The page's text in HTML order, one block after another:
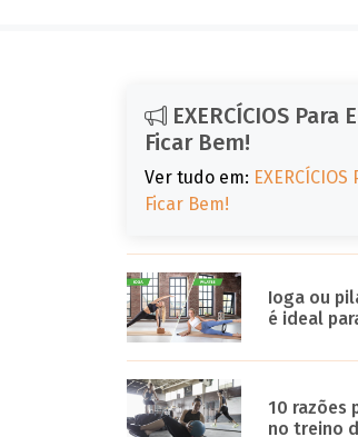
EXERCÍCIOS Para
Ficar Bem!
Ver tudo em:
Ficar Bem!
Ioga ou
é ideal
10 razões
no treino